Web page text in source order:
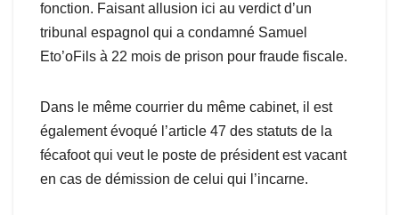
fonction. Faisant allusion ici au verdict d’un
tribunal espagnol qui a condamné Samuel
Eto’oFils à 22 mois de prison pour fraude fiscale.
Dans le même courrier du même cabinet, il est
également évoqué l’article 47 des statuts de la
fécafoot qui veut le poste de président est vacant
en cas de démission de celui qui l’incarne.